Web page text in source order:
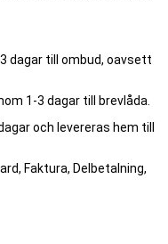
dagar till ombud, oavsett
1-3 dagar till brevlåda.
och levereras hem till
Faktura, Delbetalning,